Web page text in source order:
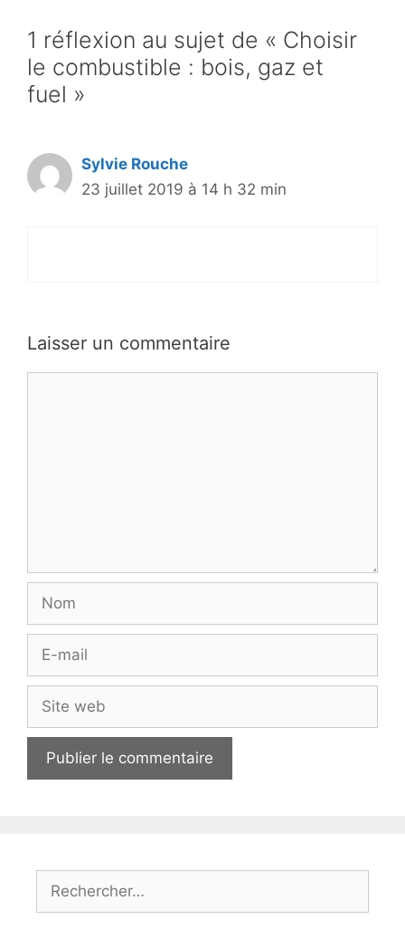
1 réflexion au sujet de « Choisir
le combustible : bois, gaz et
fuel »
Sylvie Rouche
23 juillet 2019 à 14 h 32 min
Laisser un commentaire
Nom
Site
web
Rechercher :